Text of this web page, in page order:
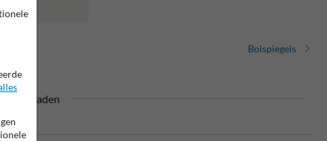
Bolspiegels
90 graden